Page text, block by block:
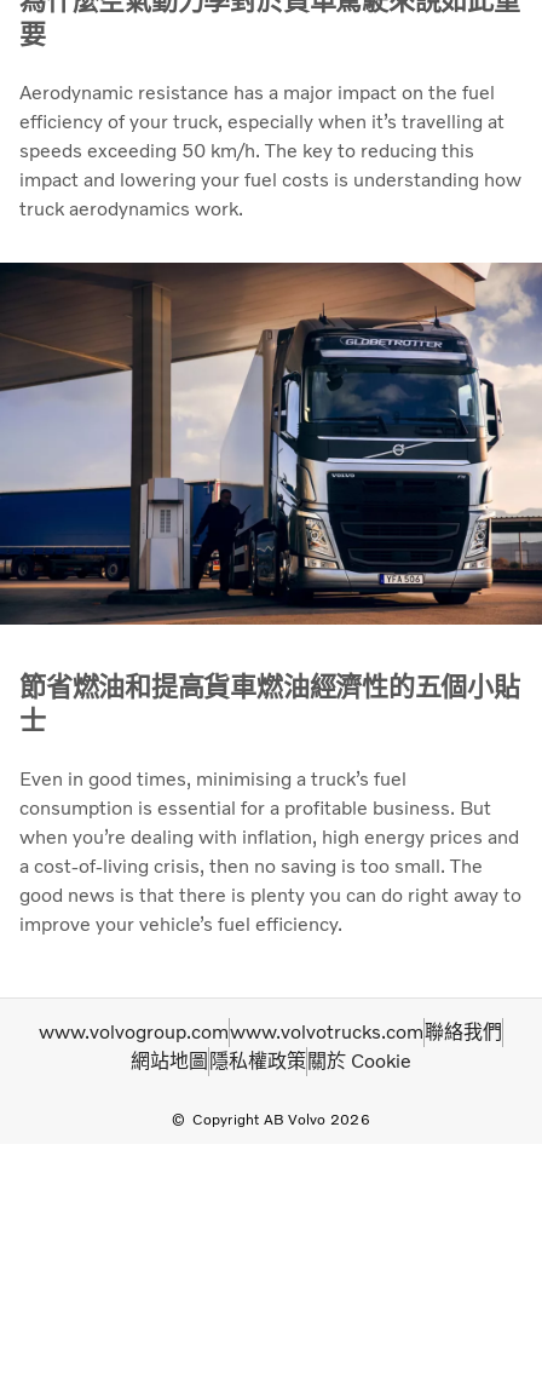
要
Aerodynamic resistance has a major impact on the fuel
efficiency of your truck, especially when it’s travelling at
speeds exceeding 50 km/h. The key to reducing this
impact and lowering your fuel costs is understanding how
truck aerodynamics work.
節省燃油和提高貨車燃油經濟性的五個小貼
士
Even in good times, minimising a truck’s fuel
consumption is essential for a profitable business. But
when you’re dealing with inflation, high energy prices and
a cost-of-living crisis, then no saving is too small. The
good news is that there is plenty you can do right away to
improve your vehicle’s fuel efficiency.
Copyright AB Volvo 2026
www.volvogroup.comwww.volvotrucks.com聯絡我們
網站地圖 隱私權政策關於 Cookie